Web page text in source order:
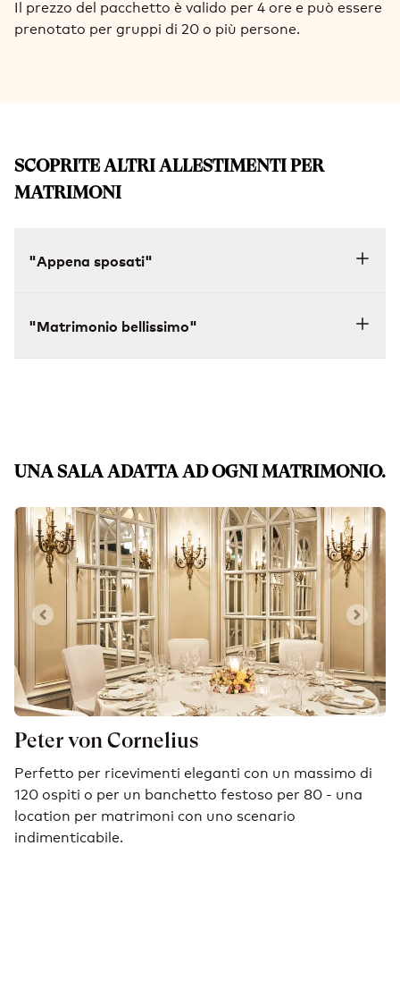
Il prezzo del pacchetto è valido per 4 ore e può essere
prenotato per gruppi di 20 o più persone.
SCOPRITE ALTRI ALLESTIMENTI PER
MATRIMONI
"Appena sposati"
"Matrimonio bellissimo"
UNA SALA ADATTA AD OGNI MATRIMONIO.
Diapositiva 1 di 0
Peter von Cornelius
Perfetto per ricevimenti eleganti con un massimo di
120 ospiti o per un banchetto festoso per 80 - una
location per matrimoni con uno scenario
indimenticabile.